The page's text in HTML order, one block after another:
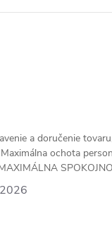
a doručenie
ochota